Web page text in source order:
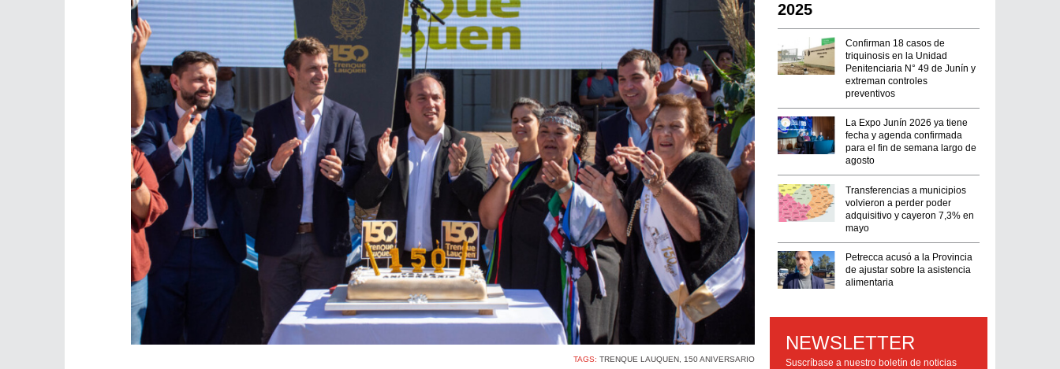
TAGS:TRENQUE LAUQUEN 150 ANIVERSARIO
2025
Confirman 18 casos de
triquinosis en la Unidad
Penitenciaria N° 49 de Junín y
extreman controles
preventivos
La Expo Junín 2026 ya tiene
fecha y agenda confirmada
para el fin de semana largo de
agosto
Transferencias a municipios
volvieron a perder poder
adquisitivo y cayeron 7,3% en
mayo
Petrecca acusó a la Provincia
de ajustar sobre la asistencia
alimentaria
NEWSLETTER
Suscríbase a nuestro boletín de noticias